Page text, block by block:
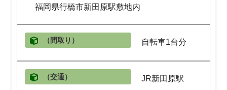
福岡県行橋市新田原駅敷地内
（間取り） 自転車1台分
（交通） JR新田原駅